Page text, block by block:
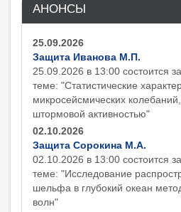
АНОНСЫ
25.09.2026
Защита Иванова М.П.
25.09.2026 в 13:00 состоится
теме: "Статистические
микросейсмических
штормовой активностью"
02.10.2026
Защита Сорокина М.А.
02.10.2026 в 13:00 состоится
теме: "Исследование
шельфа в глубокий океан
волн"